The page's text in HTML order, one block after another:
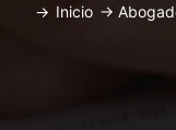
-> Inicio ->